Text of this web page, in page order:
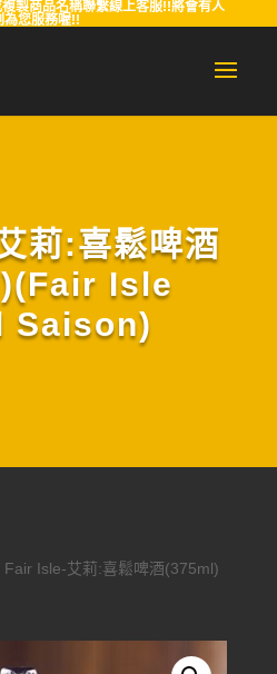
製商品名稱聯繫線上客服!!將會有人
為您服務喔!!
莉:喜鬆啤酒
Isle
Saison)
Fair Isle-艾莉:喜鬆啤酒(375ml)